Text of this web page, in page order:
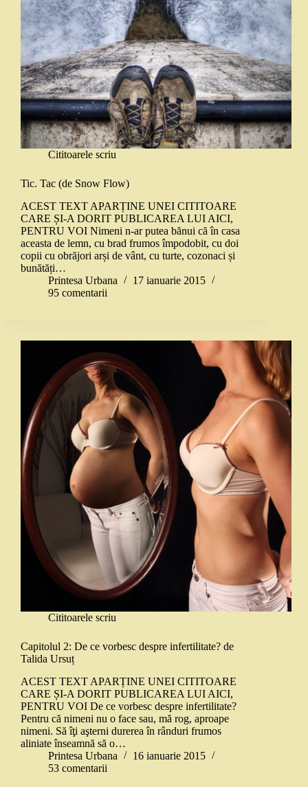
Cititoarele scriu
Tic. Tac (de Snow Flow)
ACEST TEXT APARȚINE UNEI CITITOARE
CARE ȘI-A DORIT PUBLICAREA LUI AICI,
PENTRU VOI Nimeni n-ar putea bănui că în casa
aceasta de lemn, cu brad frumos împodobit, cu doi
copii cu obrăjori arși de vânt, cu turte, cozonaci și
bunătăți…
Printesa Urbana
17 ianuarie 2015
95 comentarii
Cititoarele scriu
Capitolul 2: De ce vorbesc despre infertilitate? de
Talida Ursuț
ACEST TEXT APARȚINE UNEI CITITOARE
CARE ȘI-A DORIT PUBLICAREA LUI AICI,
PENTRU VOI De ce vorbesc despre infertilitate?
Pentru că nimeni nu o face sau, mă rog, aproape
nimeni. Să îţi aşterni durerea în rânduri frumos
aliniate înseamnă să o…
Printesa Urbana
16 ianuarie 2015
53 comentarii